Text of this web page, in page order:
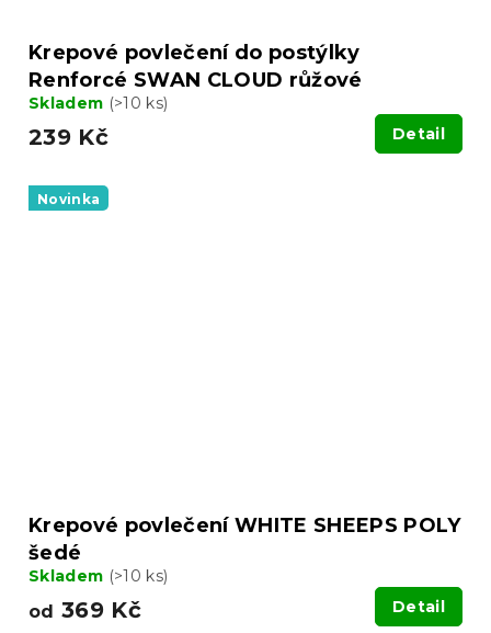
Krepové povlečení do postýlky
Renforcé SWAN CLOUD růžové
Skladem (>10 ks)
239 Kč Detail
Novinka
Krepové povlečení WHITE SHEEPS POLY
šedé
Skladem (>10 ks)
od 369 Kč Detail